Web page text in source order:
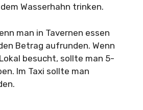
Wasserhahn trinken.
man in Tavernen essen
Betrag aufrunden. Wenn
besucht, sollte man 5-
Im Taxi sollte man